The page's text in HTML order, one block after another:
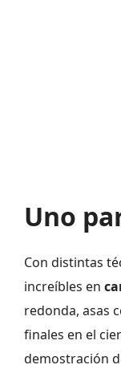
Uno
Con distintas
increíbles en
redonda, asas
finales en el
demostración